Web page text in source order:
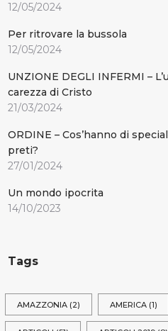
12/05/2024
Per ritrovare la bussola
12/05/2024
UNZIONE DEGLI INFERMI –
carezza di Cristo
21/03/2024
ORDINE – Cos’hanno di
preti?
27/01/2024
Un mondo ipocrita
14/10/2023
Tags
AMAZZONIA(2) AMERICA(1)